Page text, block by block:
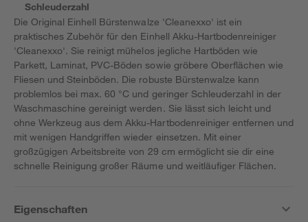
Schleuderzahl
Die Original Einhell Bürstenwalze 'Cleanexxo' ist ein
praktisches Zubehör für den Einhell Akku-Hartbodenreiniger
'Cleanexxo'. Sie reinigt mühelos jegliche Hartböden wie
Parkett, Laminat, PVC-Böden sowie gröbere Oberflächen wie
Fliesen und Steinböden. Die robuste Bürstenwalze kann
problemlos bei max. 60 °C und geringer Schleuderzahl in der
Waschmaschine gereinigt werden. Sie lässt sich leicht und
ohne Werkzeug aus dem Akku-Hartbodenreiniger entfernen und
mit wenigen Handgriffen wieder einsetzen. Mit einer
großzügigen Arbeitsbreite von 29 cm ermöglicht sie dir eine
schnelle Reinigung großer Räume und weitläufiger Flächen.
Eigenschaften